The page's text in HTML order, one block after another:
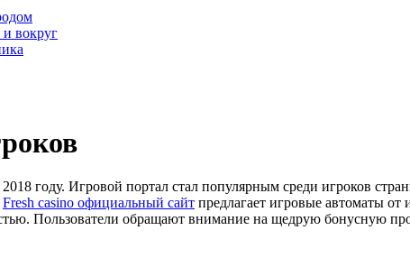
вокруг
году. Игровой портал стал популярным среди игроков
Fresh casino официальный сайт предлагает игровые автоматы
Пользователи обращают внимание на щедрую бонусную